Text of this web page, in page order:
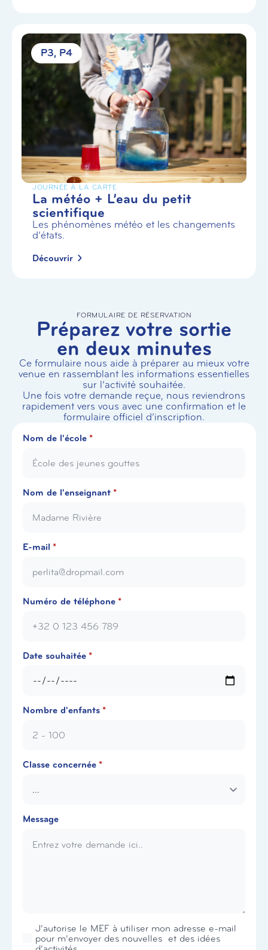
P3 P4
JOURNÉE À LA CARTE
La météo + L’eau du petit
scientifique
Les phénomènes météo et les changements
d’états.
Découvrir
FORMULAIRE DE RÉSERVATION
Préparez votre sortie
en deux minutes
Ce formulaire nous aide à préparer au mieux votre
venue en rassemblant les informations essentielles
sur l’activité souhaitée.
Une fois votre demande reçue, nous reviendrons
rapidement vers vous avec une confirmation et le
formulaire officiel d’inscription.
Nom de l'école *
Nom de l'enseignant *
E-mail *
Numéro de téléphone *
Date souhaitée *
Nombre d'enfants *
Classe concernée *
Message
Newsletter
J’autorise le MEF à utiliser mon adresse e-mail
pour m’envoyer des nouvelles et des idées